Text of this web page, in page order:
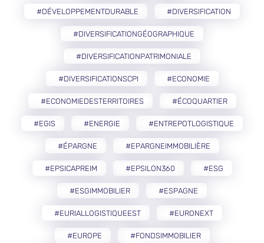
#DÉVELOPPEMENTDURABLE #DIVERSIFICATION
#DIVERSIFICATIONGÉOGRAPHIQUE
#DIVERSIFICATIONPATRIMONIALE
#DIVERSIFICATIONSCPI #ECONOMIE
#ECONOMIEDESTERRITOIRES #ÉCOQUARTIER
#EGIS #ENERGIE #ENTREPOTLOGISTIQUE
#ÉPARGNE #EPARGNEIMMOBILIÈRE
#EPSICAPREIM #EPSILON360 #ESG
#ESGIMMOBILIER #ESPAGNE
#EURIALLOGISTIQUEEST #EURONEXT
#EUROPE #FONDSIMMOBILIER